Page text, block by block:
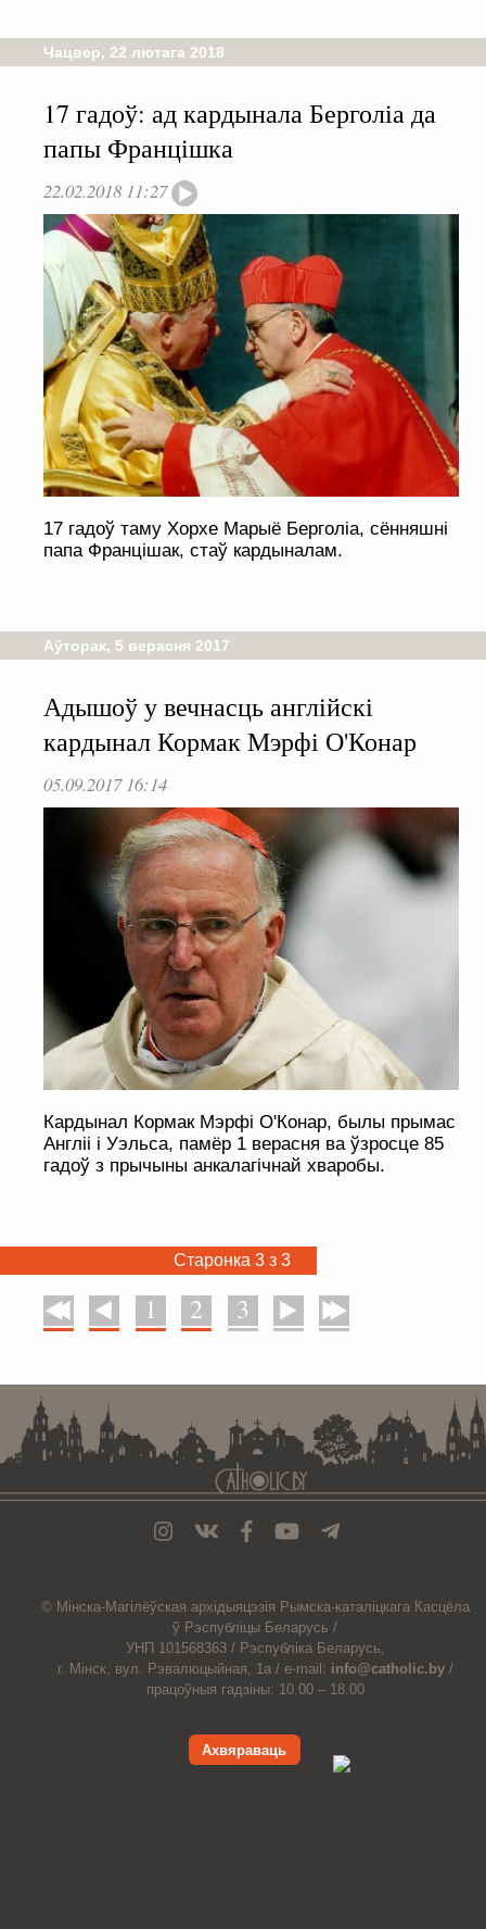
Чацвер, 22 лютага 2018
17 гадоў: ад кардынала Берголіа да
папы Францішка
22.02.2018 11:27
17 гадоў таму Хорхе Марыё Берголіа, сённяшні
папа Францішак, стаў кардыналам.
Аўторак, 5 верасня 2017
Адышоў у вечнасць англійскі
кардынал Кормак Мэрфі О'Конар
05.09.2017 16:14
Кардынал Кормак Мэрфі О'Конар, былы прымас
Англіі і Уэльса, памёр 1 верасня ва ўзросце 85
гадоў з прычыны анкалагічнай хваробы.
Старонка 3 з 3
1 2 3
© Мiнска-Магiлёўская архiдыяцэзiя Рымска-каталіцкага Касцёла
ў Рэспубліцы Беларусь /
УНП 101568363 / Рэспубліка Беларусь,
г. Мінск, вул. Рэвалюцыйная, 1а / e-mail: info@catholic.by /
працоўныя гадзіны: 10.00 – 18.00
Ахвяраваць